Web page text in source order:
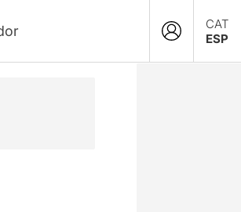
CAT
ESP